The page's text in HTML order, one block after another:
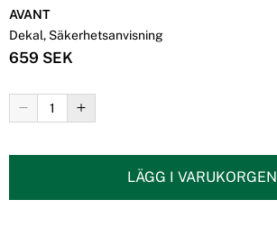
AVANT
Dekal, Säkerhetsanvisning
659 SEK
LÄGG I VARUKORGEN